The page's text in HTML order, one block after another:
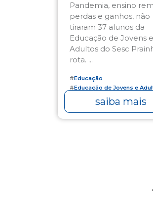
Pandemia, ensino
perdas e ganhos, não
tiraram 37 alunos da
Educação de Jovens e
Adultos do Sesc
rota. ...
#Educação
#Educação de Jovens e
saiba mais